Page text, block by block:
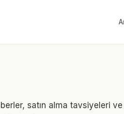
satın alma tavsiyeleri